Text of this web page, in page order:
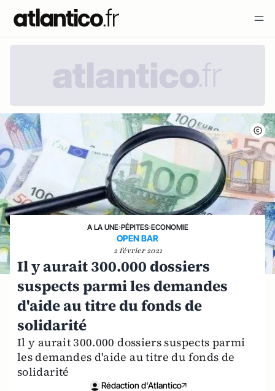
A LA UNE›PÉPITES›ECONOMIE
OPEN BAR
2 février 2021
Il y aurait 300.000 dossiers
suspects parmi les demandes
d'aide au titre du fonds de
solidarité
Il y aurait 300.000 dossiers suspects parmi
les demandes d'aide au titre du fonds de
solidarité
Rédaction d'Atlantico